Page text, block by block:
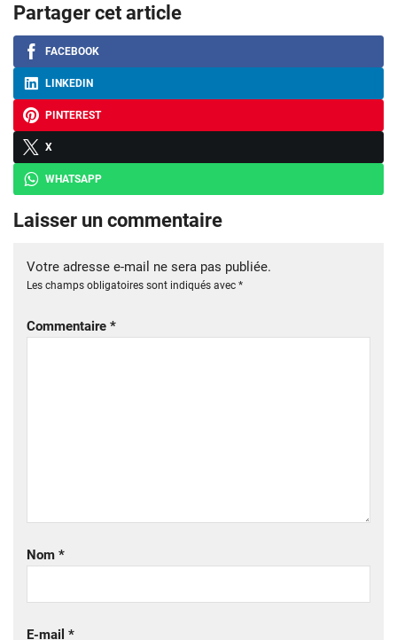
Partager cet article
FACEBOOK
LINKEDIN
PINTEREST
X
WHATSAPP
Laisser un commentaire
Votre adresse e-mail ne sera pas publiée.
Les champs obligatoires sont indiqués avec *
Commentaire *
Nom *
E-mail *